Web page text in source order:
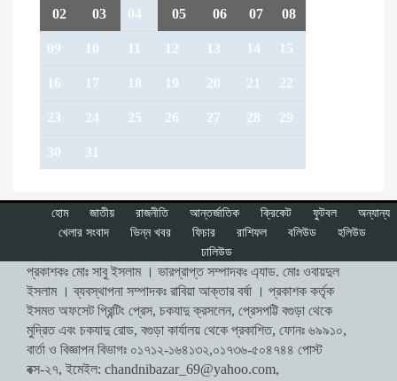
02 03 04 05 06 07 08
09 10 11 12 13 14 15
16 17 18 19 20 21 22
23 24 25 26 27 28 29
30 31
হোম জাতীয় রাজনীতি আন্তর্জাতিক ক্রিকেট ফুটবল
অন্যান্য
খেলার সংবাদ
ভিন্ন খবর ফিচার রাশিফল বলিউড
হলিউড
ঢালিউড
প্রকাশকঃ মোঃ সাবু ইসলাম । ভারপ্রাপ্ত সম্পাদকঃ এ্যাড. মোঃ ওবায়দুল
ইসলাম । ব্যবস্থাপনা সম্পাদকঃ রাবিয়া আক্তার বর্ষা । প্রকাশক কর্তৃক
ইসমত অফসেট প্রিন্টিং প্রেস, চকযাদু ক্রসলেন, প্রেসপট্টি বগুড়া থেকে
মুদ্রিত এবং চকযাদু রোড, বগুড়া কার্যালয় থেকে প্রকাশিত, ফোনঃ ৬৯৯১০,
বার্তা ও বিজ্ঞাপন বিভাগঃ ০১৭১২-১৬৪১৩২,০১৭৩৬-৫০৪৭৪৪ পোস্ট
বক্স-২৭, ইমেইল: chandnibazar_69@yahoo.com,